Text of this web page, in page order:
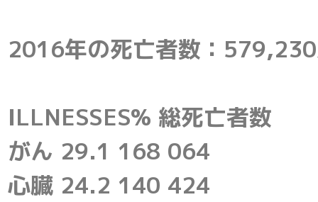
2016年の死亡者数：
ILLNESSES% 総死亡者数
がん 29.1 168 064
心臓 24.2 140 424